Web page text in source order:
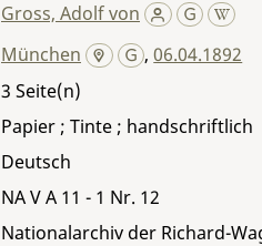
Gross, Adolf von
München ,06.04.1892
3
Papier ; Tinte ; handschriftlich
Deutsch
NA V A 11 - 1 Nr. 12
Nationalarchiv der Richard-